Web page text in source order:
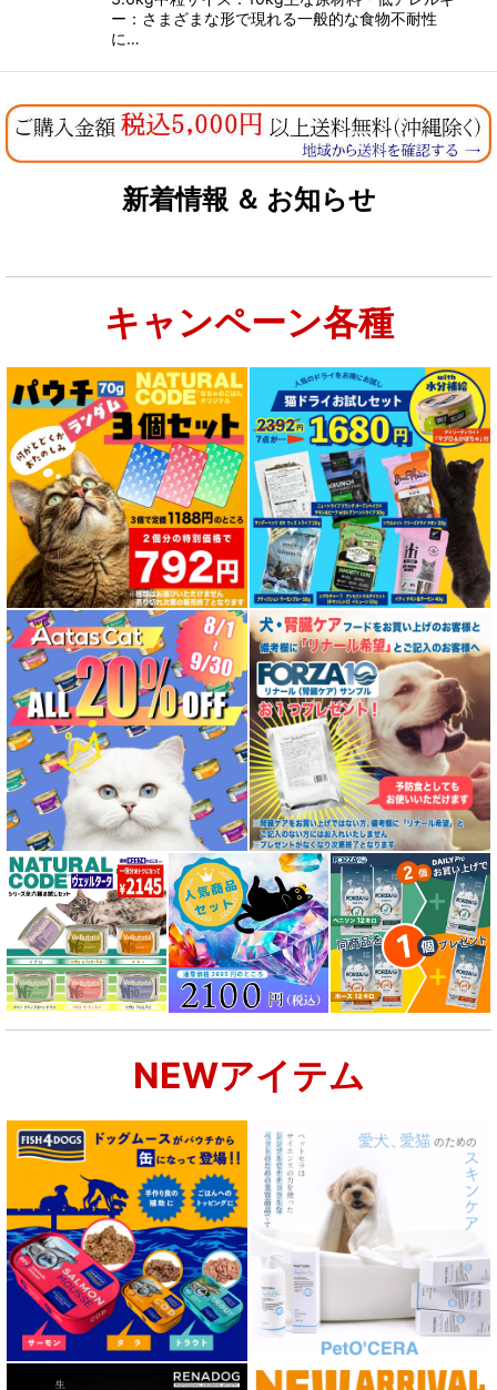
ー：さまざまな形で現れる一般的な食物不耐性
に…
新着情報 ＆ お知らせ
キャンペーン各種
NEWアイテム